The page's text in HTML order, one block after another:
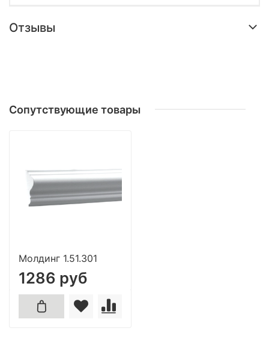
Отзывы
Сопутствующие товары
Молдинг 1.51.301
1286 руб